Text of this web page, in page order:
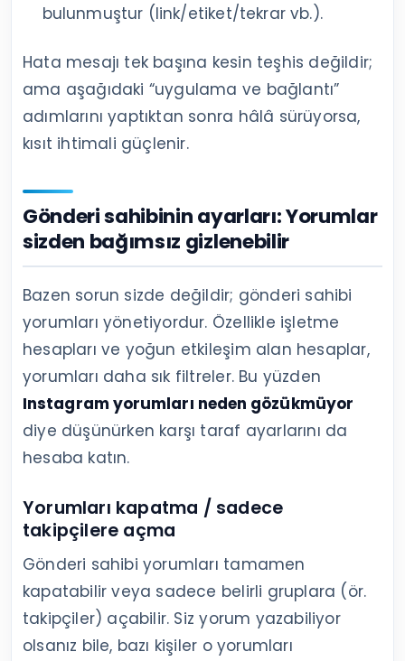
bulunmuştur (link/etiket/tekrar vb.).
Hata mesajı tek başına kesin teşhis değildir;
ama aşağıdaki “uygulama ve bağlantı”
adımlarını yaptıktan sonra hâlâ sürüyorsa,
kısıt ihtimali güçlenir.
Gönderi sahibinin ayarları: Yorumlar
sizden bağımsız gizlenebilir
Bazen sorun sizde değildir; gönderi sahibi
yorumları yönetiyordur. Özellikle işletme
hesapları ve yoğun etkileşim alan hesaplar,
yorumları daha sık filtreler. Bu yüzden
Instagram yorumları neden gözükmüyor
diye düşünürken karşı taraf ayarlarını da
hesaba katın.
Yorumları kapatma / sadece
takipçilere açma
Gönderi sahibi yorumları tamamen
kapatabilir veya sadece belirli gruplara (ör.
takipçiler) açabilir. Siz yorum yazabiliyor
olsanız bile, bazı kişiler o yorumları